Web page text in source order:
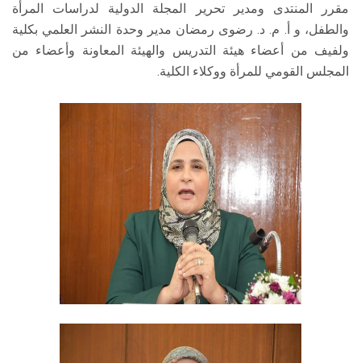
مقرر المنتدى ومدير تحرير المجلة الدولية لدراسات المرأة
والطفل، و أ. م. د. رضوى رمضان مدير وحدة النشر العلمي بكلية
ولفيف من أعضاء هيئة التدريس والهيئة المعاونة وأعضاء من
المجلس القومي للمرأة ووكلاء الكلية.